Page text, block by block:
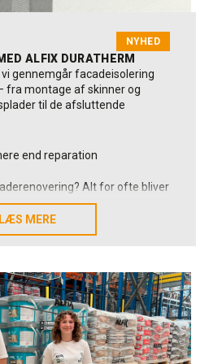
en glad og aktiv person, der
af.
NYHED
ALFIX DURATHERM
gennemgår facadeisolering
fra montage af skinner og
til de afsluttende
end reparation
Alt for ofte bliver
til udbedring af skader eller
i mange tilfælde bør man stille
samlede energi-
LÆS MERE
LÆS MERE